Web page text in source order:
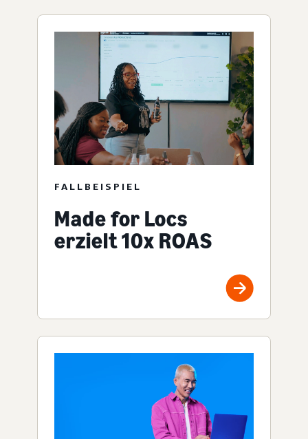
FALLBEISPIEL
Made for Locs
erzielt 10x ROAS